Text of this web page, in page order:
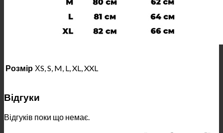
Розмір ХS, S, M, L, XL, XXL
Відгуки
Відгуків поки що немає.